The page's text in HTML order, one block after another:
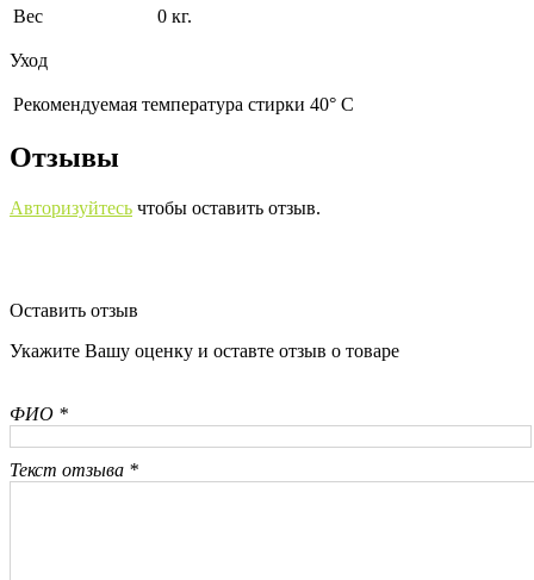
Вес 0 кг.
Уход
Рекомендуемая температура стирки 40° С
Отзывы
Авторизуйтесь чтобы оставить отзыв.
Оставить отзыв
Укажите Вашу оценку и оставте отзыв о товаре
ФИО *
Текст отзыва *